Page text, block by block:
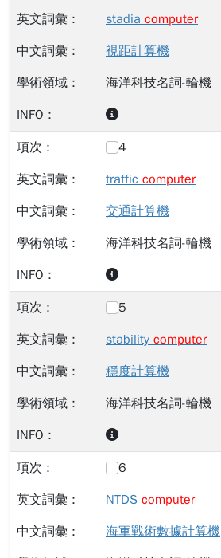
stadia computer
視距計算機
海洋科技名詞-輪機
4
traffic computer
交通計算機
海洋科技名詞-輪機
5
stability computer
穩度計算機
海洋科技名詞-輪機
6
NTDS computer
海軍戰術數據計算機